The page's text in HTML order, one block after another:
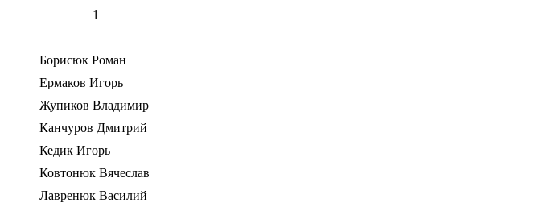
1
Борисюк Роман
Ермаков Игорь
Жупиков Владимир
Канчуров Дмитрий
Кедик Игорь
Ковтонюк Вячеслав
Лавренюк Василий